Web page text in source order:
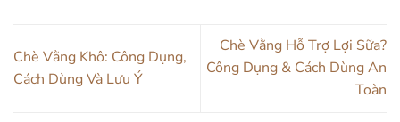
Chè Vằng Khô: Công Dụng,
Cách Dùng Và Lưu Ý
Chè Vằng Hỗ Trợ Lợi Sữa?
Công Dụng & Cách Dùng An
Toàn